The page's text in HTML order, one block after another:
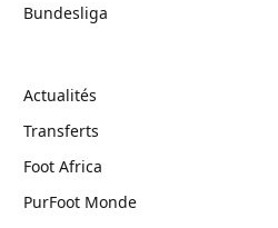
Bundesliga
Actualités
Transferts
Foot Africa
PurFoot Monde